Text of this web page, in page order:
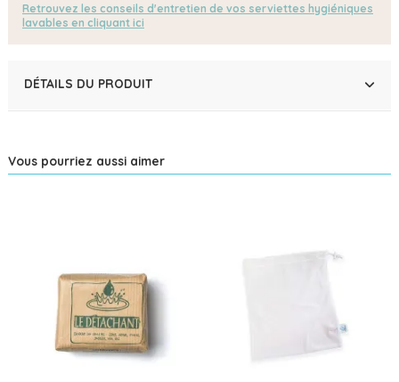
Retrouvez les conseils d'entretien de vos serviettes hygiéniques
lavables en cliquant ici
DÉTAILS DU PRODUIT
Vous pourriez aussi aimer